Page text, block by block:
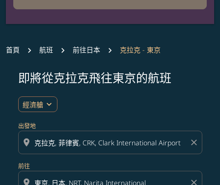
首頁 航班 前往日本 克拉克 - 東京
即將從克拉克飛往東京的航班
經濟艙 expand_more
出發地
location_on close
前往
location_on close
無符合您設定條件的票價，請調整篩選條件。